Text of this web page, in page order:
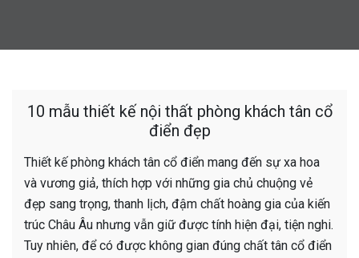
10 mẫu thiết kế nội thất phòng khách tân cổ
điển đẹp
Thiết kế phòng khách tân cổ điển mang đến sự xa hoa
và vương giả, thích hợp với những gia chủ chuộng vẻ
đẹp sang trọng, thanh lịch, đậm chất hoàng gia của kiến
trúc Châu Âu nhưng vẫn giữ được tính hiện đại, tiện nghi.
Tuy nhiên, để có được không gian đúng chất tân cổ điển